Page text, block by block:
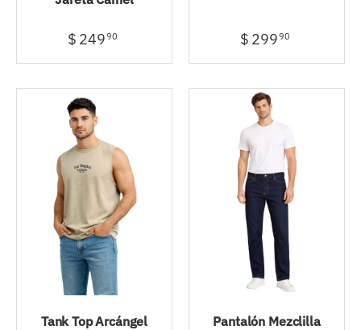
$ 24990 $ 29990
Tank Top Arcángel
Pantalón Mezclilla